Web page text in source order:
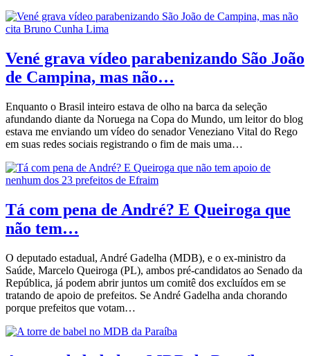
Vené grava vídeo parabenizando São João
de Campina, mas não…
Enquanto o Brasil inteiro estava de olho na barca da seleção
afundando diante da Noruega na Copa do Mundo, um leitor do blog
estava me enviando um vídeo do senador Veneziano Vital do Rego
em suas redes sociais registrando o fim de mais uma…
Tá com pena de André? E Queiroga que
não tem…
O deputado estadual, André Gadelha (MDB), e o ex-ministro da
Saúde, Marcelo Queiroga (PL), ambos pré-candidatos ao Senado da
República, já podem abrir juntos um comitê dos excluídos em se
tratando de apoio de prefeitos. Se André Gadelha anda chorando
porque prefeitos que votam…